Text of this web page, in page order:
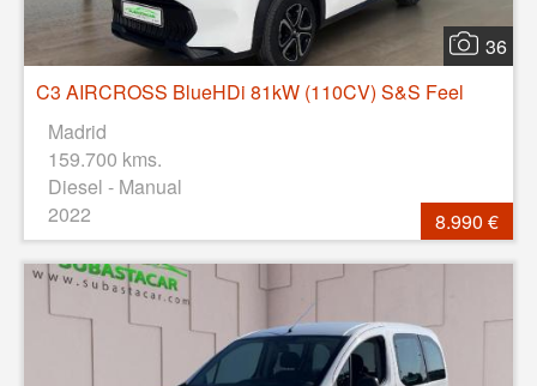
36
C3 AIRCROSS BlueHDi 81kW (110CV) S&S Feel
Madrid
159.700 kms.
Diesel - Manual
2022
8.990 €